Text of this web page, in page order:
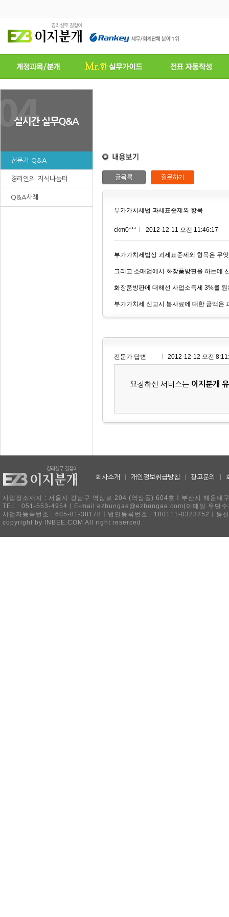
전문가 Q&A
경리인의 지식나눔터
Q&A사례
부가가치세법 과세표준제외 항목
ckm0*** 2012-12-11 오전 11:46:17
부가가치세법상 과세표준제외 항목은 무
그리고 소매업에서 화장품방판을 하는데
화장품방판에 대해선 사업소득세 3%를
부가가치세 신고시 봉사료에 대한 금액은
전문가 답변 2012-12-12 오전
요청하신 서비스는 이지분개
회사소개 개인정보취급방침 광고문의
사업장소재지 : 서울시 강남구 역삼로 204 (역삼동) 604호ㅣ부산시 해운
TEL : 051-553-4954ㅣE-mail:ezbungae@ezbungae.com(이메일 무단수
사업자등록번호 : 605-81-38178ㅣ법인등록번호 : 180111-0323252ㅣ통
copyright by INBEE.COM All right reserced.